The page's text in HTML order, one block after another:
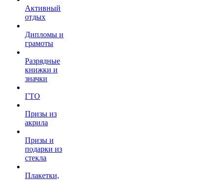
Активный
отдых
Дипломы и
грамоты
Разрядные
книжки и
значки
ГТО
Призы из
акрила
Призы и
подарки из
стекла
Плакетки,